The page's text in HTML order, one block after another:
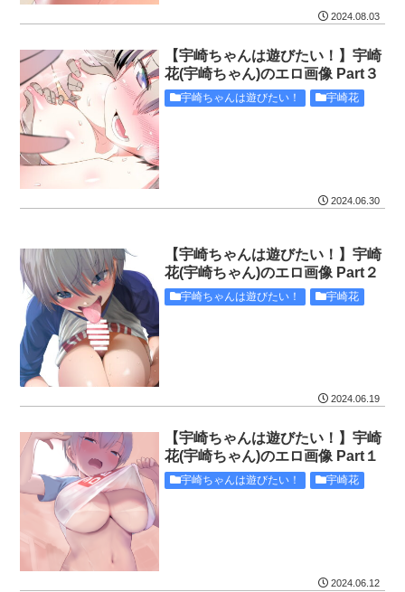
2024.08.03
【宇崎ちゃんは遊びたい！】宇崎
花(宇崎ちゃん)のエロ画像 Part３
宇崎ちゃんは遊びたい！ 宇崎花
2024.06.30
【宇崎ちゃんは遊びたい！】宇崎
花(宇崎ちゃん)のエロ画像 Part２
宇崎ちゃんは遊びたい！ 宇崎花
2024.06.19
【宇崎ちゃんは遊びたい！】宇崎
花(宇崎ちゃん)のエロ画像 Part１
宇崎ちゃんは遊びたい！ 宇崎花
2024.06.12